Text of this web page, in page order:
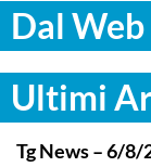
Dal Web
Ultimi
ITALPRESS
Tg News – 6/8/